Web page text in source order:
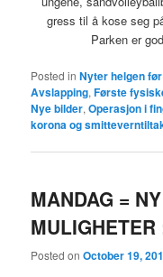
gress til å kose seg
Parken er
Posted in Nyter helgen
Avslapping,Første
Nye bilder,Operasjon i
korona og
MANDAG =
MULIGHETER
Posted onOctober 19,